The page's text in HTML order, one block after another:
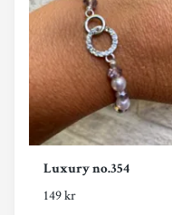
Luxury no.354
149 kr